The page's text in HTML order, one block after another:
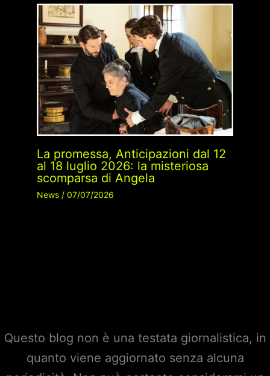
La promessa, Anticipazioni dal 12
al 18 luglio 2026: la misteriosa
scomparsa di Angela
News/ 07/07/2026
Questo blog non è una testata giornalistica, in
quanto viene aggiornato senza alcuna